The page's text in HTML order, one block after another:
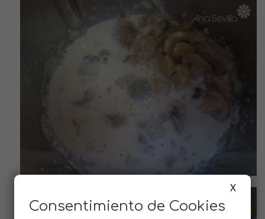
X
Consentimiento de Cookies